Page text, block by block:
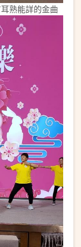
熟能詳的金曲